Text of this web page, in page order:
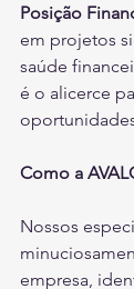
Posição
em projetos
saúde
é o alicerce
Como a
Nossos
empresa,